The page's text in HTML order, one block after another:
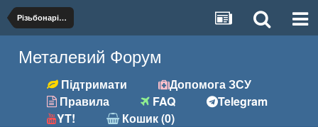
Різьбонарізний (мітчики, плашки)
Металевий Форум
Підтримати
Допомога ЗСУ
Правила
FAQ
Telegram
YT!
Кошик (0)